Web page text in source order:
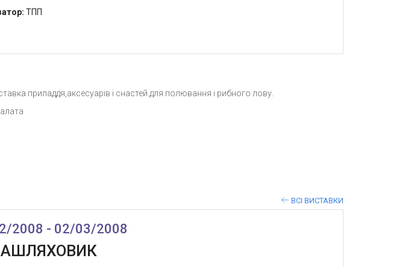
ТПП
приладдя,аксесуарів і снастей для полювання і рибного лову.
ВСІ ВИСТАВКИ
2008 - 02/03/2008